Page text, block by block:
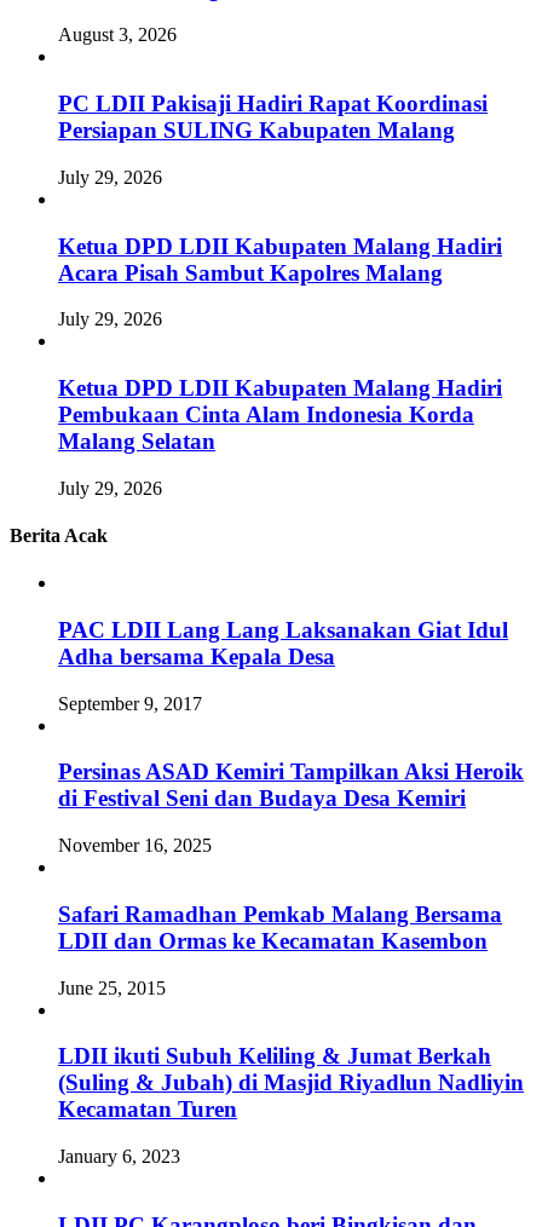
August 3, 2026
PC LDII Pakisaji Hadiri Rapat Koordinasi
Persiapan SULING Kabupaten Malang
July 29, 2026
Ketua DPD LDII Kabupaten Malang Hadiri
Acara Pisah Sambut Kapolres Malang
July 29, 2026
Ketua DPD LDII Kabupaten Malang Hadiri
Pembukaan Cinta Alam Indonesia Korda
Malang Selatan
July 29, 2026
Berita Acak
PAC LDII Lang Lang Laksanakan Giat Idul
Adha bersama Kepala Desa
September 9, 2017
Persinas ASAD Kemiri Tampilkan Aksi Heroik
di Festival Seni dan Budaya Desa Kemiri
November 16, 2025
Safari Ramadhan Pemkab Malang Bersama
LDII dan Ormas ke Kecamatan Kasembon
June 25, 2015
LDII ikuti Subuh Keliling & Jumat Berkah
(Suling & Jubah) di Masjid Riyadlun Nadliyin
Kecamatan Turen
January 6, 2023